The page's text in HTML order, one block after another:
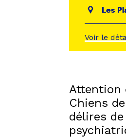
Les
Voir le
Attention
Chiens
délires